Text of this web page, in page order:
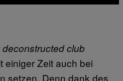
deconstructed club
einiger Zeit auch bei
setzen. Denn dank des